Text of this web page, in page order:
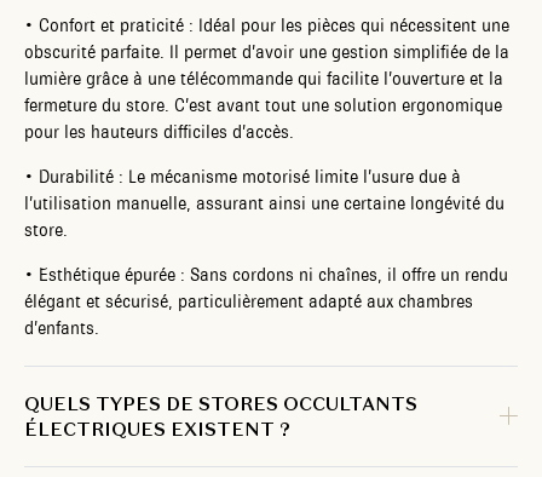
• Confort et praticité : Idéal pour les pièces qui nécessitent une
obscurité parfaite. Il permet d’avoir une gestion simplifiée de la
lumière grâce à une télécommande qui facilite l’ouverture et la
fermeture du store. C’est avant tout une solution ergonomique
pour les hauteurs difficiles d’accès.
• Durabilité : Le mécanisme motorisé limite l’usure due à
l’utilisation manuelle, assurant ainsi une certaine longévité du
store.
• Esthétique épurée : Sans cordons ni chaînes, il offre un rendu
élégant et sécurisé, particulièrement adapté aux chambres
d’enfants.
QUELS TYPES DE STORES OCCULTANTS
ÉLECTRIQUES EXISTENT ?